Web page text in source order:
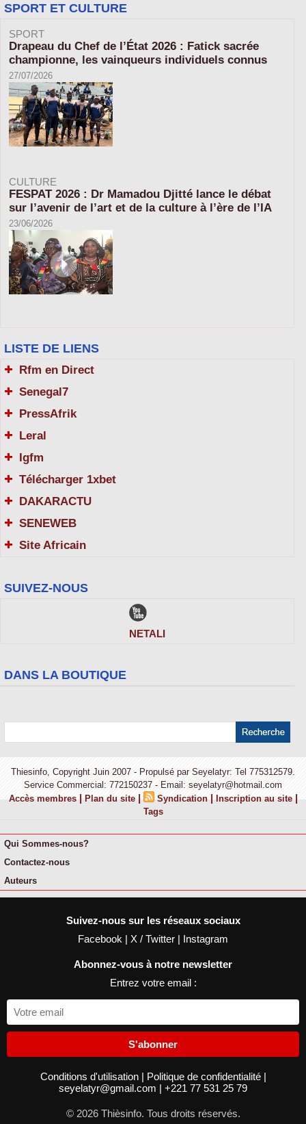
SPORT ET CULTURE
SPORT
Drapeau du Chef de l’État 2026 : Fatick sacrée
championne, les vainqueurs individuels connus
27/07/2026
CULTURE
FESPAT 2026 : Dr Mamadou Djitté lance le débat
sur l’avenir de l’art et de la culture à l’ère de l’IA
23/06/2026
LISTE DE LIENS
Rfm en Direct
Senegal7
PressAfrik
Leral
Igfm
Télécharger 1xbet
DAKARACTU
SENEWEB
Site Africain
SUIVEZ-NOUS
NETALI
DANS LA BOUTIQUE
Thiesinfo, Copyright Juin 2007 - Propulsé par Seyelatyr: Tel 775312579.
Service Commercial: 772150237 - Email: seyelatyr@hotmail.com
Accès membres | Plan du site | Syndication | Inscription au site |
Tags
Qui Sommes-nous?
Contactez-nous
Auteurs
Suivez-nous sur les réseaux sociaux
Facebook | X / Twitter | Instagram
Abonnez-vous à notre newsletter
Entrez votre email :
S'abonner
Conditions d'utilisation | Politique de confidentialité |
seyelatyr@gmail.com | +221 77 531 25 79
© 2026 Thièsinfo. Tous droits réservés.